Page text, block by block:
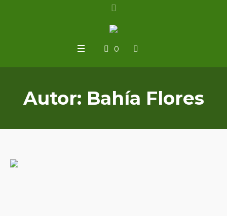
0
Autor: Bahía Flores